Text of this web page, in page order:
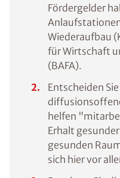
Fördergelder
Wiederaufbau
für Wirtschaft
(BAFA).
Entscheiden
helfen
Erhalt
gesunden
sich hier vor